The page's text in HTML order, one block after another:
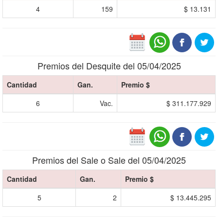
4
159 $ 13.131
Premios del Desquite del 05/04/2025
Cantidad Gan.
Premio $
6
Vac. $ 311.177.929
Premios del Sale o Sale del 05/04/2025
Cantidad Gan.
Premio $
5
2 $ 13.445.295